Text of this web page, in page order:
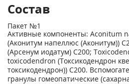
Состав
Пакет №1
Активные компоненты: Aconitum
(Аконитум напеллюс (Аконитум))
(Арсенум иодатум) С200;
toxicodendron (Токсикодендрон
токсикодендрон)) С200.
гранулы гомеопатические